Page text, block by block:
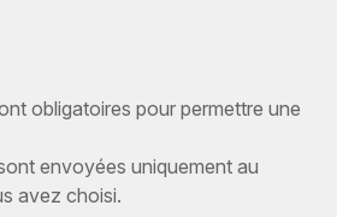
obligatoires pour permettre une
envoyées uniquement au
avez choisi.